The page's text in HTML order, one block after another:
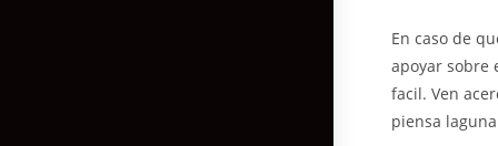
En caso de
apoyar sobre
facil. Ven
piensa